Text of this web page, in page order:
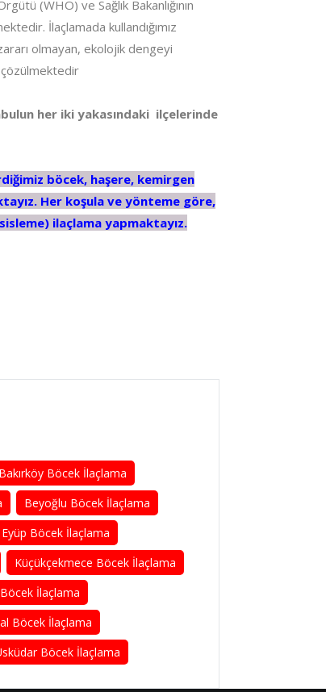
(WHO) ve Sağlık Bakanlığının
İlaçlamada kullandığımız
olmayan, ekolojik dengeyi
her iki yakasındaki ilçelerinde
böcek, haşere, kemirgen
Her koşula ve yönteme göre,
ilaçlama yapmaktayız.
Bakırköy Böcek İlaçlama
Beyoğlu Böcek İlaçlama
Eyüp Böcek İlaçlama
Küçükçekmece Böcek İlaçlama
İlaçlama
Böcek İlaçlama
Böcek İlaçlama